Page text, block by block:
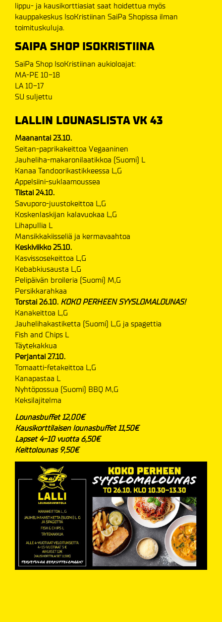
lippu- ja kausikorttiasiat saat hoidettua myös
kauppakeskus IsoKristiinan SaiPa Shopissa ilman
toimituskuluja.
SAIPA SHOP ISOKRISTIINA
SaiPa Shop IsoKristiinan aukioloajat:
MA-PE 10-18
LA 10-17
SU suljettu
LALLIN LOUNASLISTA VK 43
Maanantai 23.10.
Seitan-paprikakeittoa Vegaaninen
Jauheliha-makaronilaatikkoa (Suomi) L
Kanaa Tandoorikastikkeessa L,G
Appelsiini-suklaamoussea
Tiistai 24.10.
Savuporo-juustokeittoa L,G
Koskenlaskijan kalavuokaa L,G
Lihapullia L
Mansikkakiisseliä ja kermavaahtoa
Keskiviikko 25.10.
Kasvissosekeittoa L,G
Kebabkiusausta L,G
Pelipäivän broileria (Suomi) M,G
Persikkarahkaa
Torstai 26.10. KOKO PERHEEN SYYSLOMALOUNAS!
Kanakeittoa L,G
Jauhelihakastiketta (Suomi) L,G ja spagettia
Fish and Chips L
Täytekakkua
Perjantai 27.10.
Tomaatti-fetakeittoa L,G
Kanapastaa L
Nyhtöpossua (Suomi) BBQ M,G
Keksilajitelma
Lounasbuffet 12,00€
Kausikorttilaisen lounasbuffet 11,50€
Lapset 4-10 vuotta 6,50€
Keittolounas 9,50€